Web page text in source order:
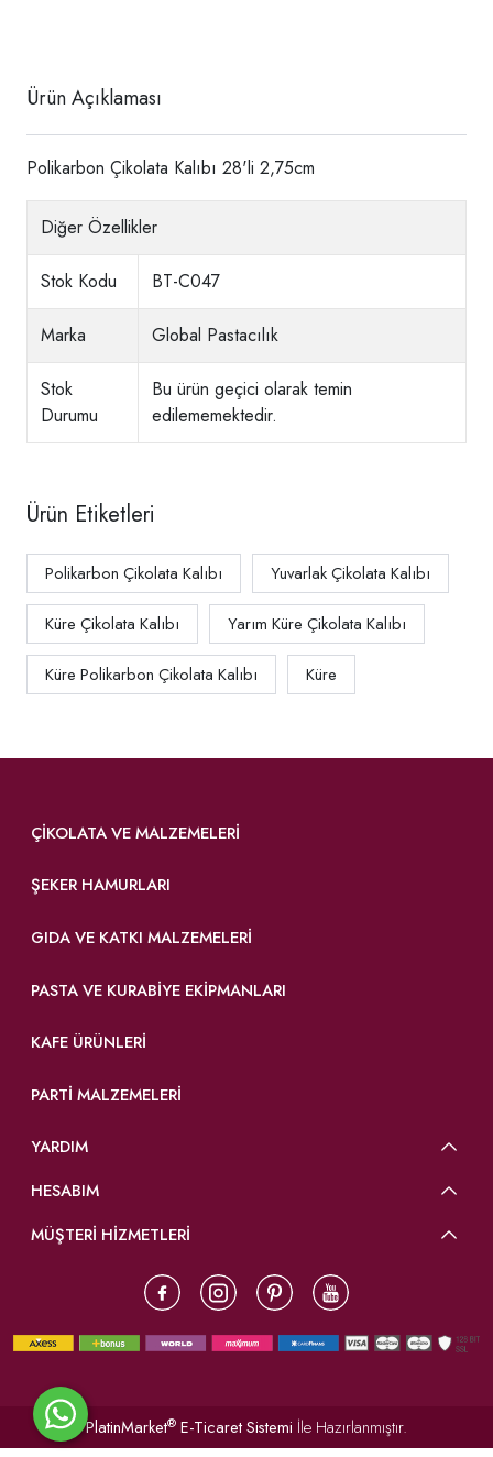
Ürün Açıklaması
Polikarbon Çikolata Kalıbı 28'li 2,75cm
Diğer Özellikler
Stok Kodu BT-C047
Marka Global Pastacılık
Stok
Durumu
Bu ürün geçici olarak temin
edilememektedir.
Ürün Etiketleri
Polikarbon Çikolata Kalıbı Yuvarlak Çikolata Kalıbı
Küre Çikolata Kalıbı Yarım Küre Çikolata Kalıbı
Küre Polikarbon Çikolata Kalıbı Küre
ÇIKOLATA VE MALZEMELERI
ŞEKER HAMURLARI
GIDA VE KATKI MALZEMELERI
PASTA VE KURABIYE EKIPMANLARI
KAFE ÜRÜNLERI
PARTI MALZEMELERI
YARDIM
HESABIM
MÜŞTERİ HİZMETLERİ
PlatinMarket® E-Ticaret Sistemi İle Hazırlanmıştır.